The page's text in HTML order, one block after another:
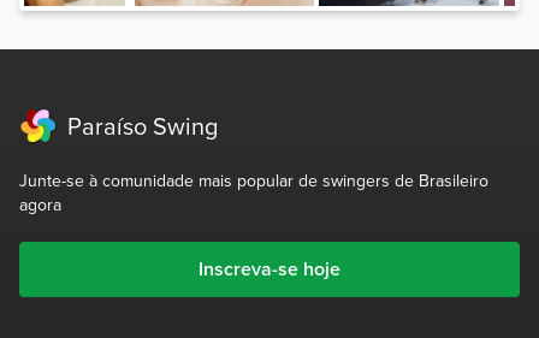
Paraíso Swing
Junte-se à comunidade mais popular de swingers de Brasileiro
agora
Inscreva-se hoje